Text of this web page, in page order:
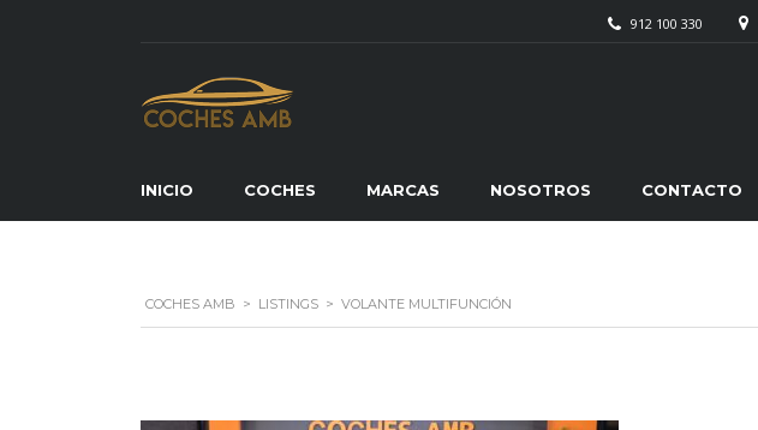
912 100 330
INICIO COCHES MARCAS NOSOTROS CONTACTO
COCHES AMB > LISTINGS > VOLANTE MULTIFUNCIÓN